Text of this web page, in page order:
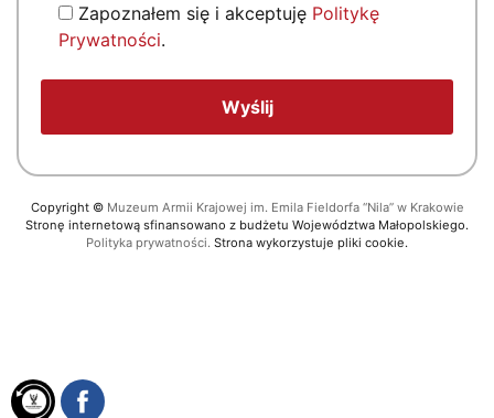
Zapoznałem się i akceptuję Politykę
Prywatności.
Copyright © Muzeum Armii Krajowej im. Emila Fieldorfa “Nila” w Krakowie
Stronę internetową sfinansowano z budżetu Województwa Małopolskiego.
Polityka prywatności. Strona wykorzystuje pliki cookie.